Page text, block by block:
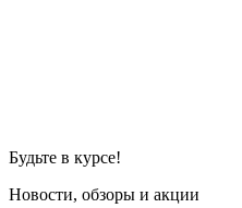
Будьте в курсе!
Новости, обзоры и акции